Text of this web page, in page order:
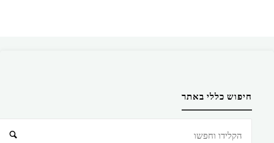
חיפוש כללי באתר